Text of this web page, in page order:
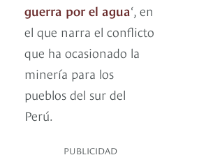
guerra por el agua‘, en
el que narra el conflicto
que ha ocasionado la
minería para los
pueblos del sur del
Perú.
PUBLICIDAD